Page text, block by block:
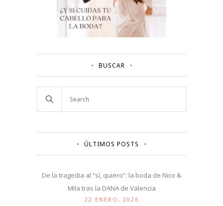
BUSCAR
ÚLTIMOS POSTS
De la tragedia al “sí, quiero”: la boda de Nico &
Mila tras la DANA de Valencia
22 ENERO, 2026